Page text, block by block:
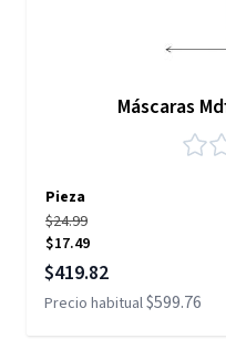
Máscaras
Pieza
$24.99
$17.49
Precio especial
$419.82
Precio habitual$599.76